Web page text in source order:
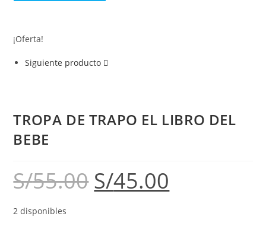
¡Oferta!
Siguiente producto
TROPA DE TRAPO EL LIBRO DEL
BEBE
S/55.00S/45.00
2 disponibles